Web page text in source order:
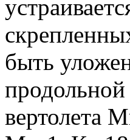
быть
продольной
вертолета